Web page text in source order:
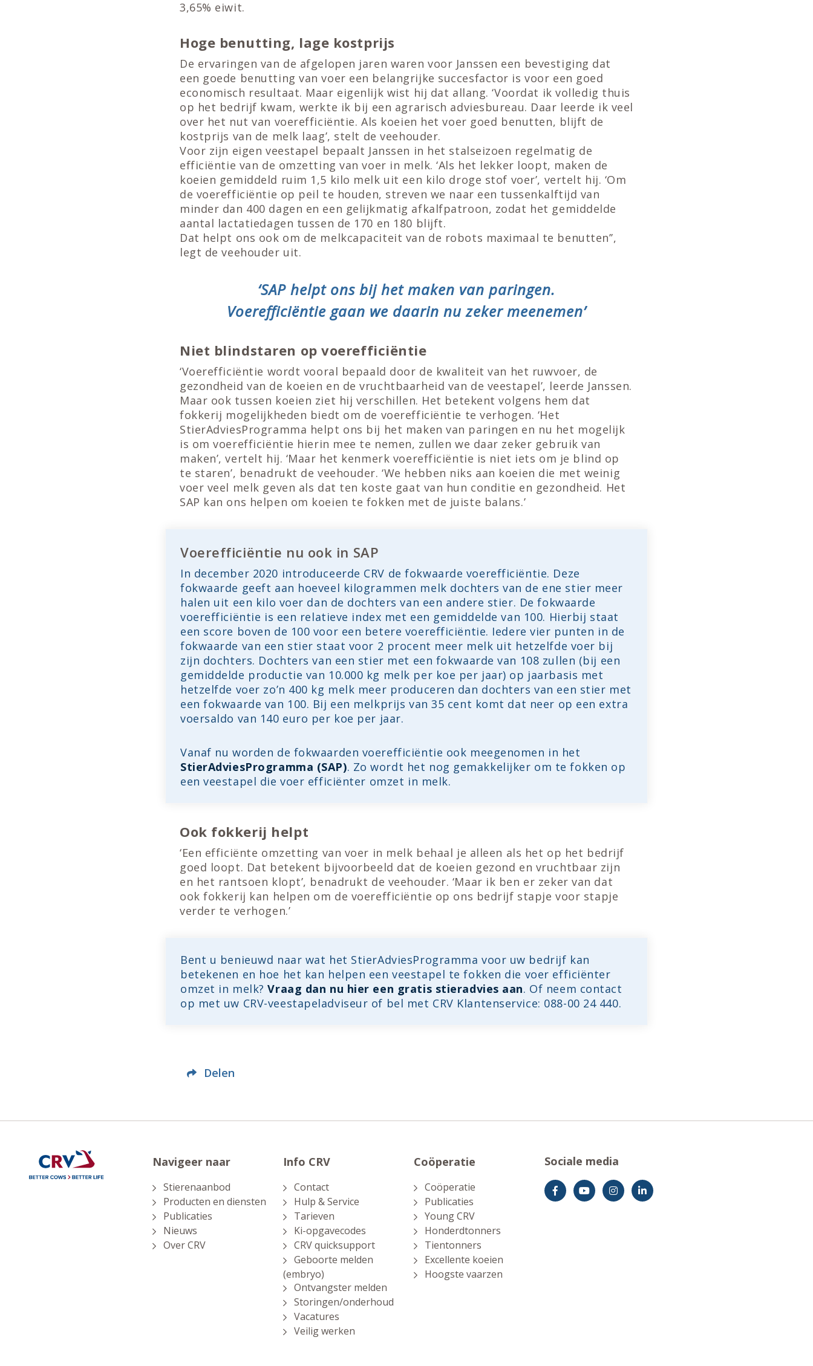
3,65% eiwit.
Hoge benutting, lage kostprijs
De ervaringen van de afgelopen jaren waren voor Janssen een bevestiging dat
een goede benutting van voer een belangrijke succesfactor is voor een goed
economisch resultaat. Maar eigenlijk wist hij dat allang. ‘Voordat ik volledig thuis
op het bedrijf kwam, werkte ik bij een agrarisch adviesbureau. Daar leerde ik veel
over het nut van voerefficiëntie. Als koeien het voer goed benutten, blijft de
kostprijs van de melk laag’, stelt de veehouder.
Voor zijn eigen veestapel bepaalt Janssen in het stalseizoen regelmatig de
efficiëntie van de omzetting van voer in melk. ‘Als het lekker loopt, maken de
koeien gemiddeld ruim 1,5 kilo melk uit een kilo droge stof voer’, vertelt hij. ‘Om
de voerefficiëntie op peil te houden, streven we naar een tussenkalftijd van
minder dan 400 dagen en een gelijkmatig afkalfpatroon, zodat het gemiddelde
aantal lactatiedagen tussen de 170 en 180 blijft.
Dat helpt ons ook om de melkcapaciteit van de robots maximaal te benutten’’,
legt de veehouder uit.
‘SAP helpt ons bij het maken van paringen.
Voerefficiëntie gaan we daarin nu zeker meenemen’
Niet blindstaren op voerefficiëntie
‘Voerefficiëntie wordt vooral bepaald door de kwaliteit van het ruwvoer, de
gezondheid van de koeien en de vruchtbaarheid van de veestapel’, leerde Janssen.
Maar ook tussen koeien ziet hij verschillen. Het betekent volgens hem dat
fokkerij mogelijkheden biedt om de voerefficiëntie te verhogen. ‘Het
StierAdviesProgramma helpt ons bij het maken van paringen en nu het mogelijk
is om voerefficiëntie hierin mee te nemen, zullen we daar zeker gebruik van
maken’, vertelt hij. ‘Maar het kenmerk voerefficiëntie is niet iets om je blind op
te staren’, benadrukt de veehouder. ‘We hebben niks aan koeien die met weinig
voer veel melk geven als dat ten koste gaat van hun conditie en gezondheid. Het
SAP kan ons helpen om koeien te fokken met de juiste balans.’
Voerefficiëntie nu ook in SAP
In december 2020 introduceerde CRV de fokwaarde voerefficiëntie. Deze
fokwaarde geeft aan hoeveel kilogrammen melk dochters van de ene stier meer
halen uit een kilo voer dan de dochters van een andere stier. De fokwaarde
voerefficiëntie is een relatieve index met een gemiddelde van 100. Hierbij staat
een score boven de 100 voor een betere voerefficiëntie. Iedere vier punten in de
fokwaarde van een stier staat voor 2 procent meer melk uit hetzelfde voer bij
zijn dochters. Dochters van een stier met een fokwaarde van 108 zullen (bij een
gemiddelde productie van 10.000 kg melk per koe per jaar) op jaarbasis met
hetzelfde voer zo’n 400 kg melk meer produceren dan dochters van een stier met
een fokwaarde van 100. Bij een melkprijs van 35 cent komt dat neer op een extra
voersaldo van 140 euro per koe per jaar.
Vanaf nu worden de fokwaarden voerefficiëntie ook meegenomen in het
StierAdviesProgramma (SAP). Zo wordt het nog gemakkelijker om te fokken op
een veestapel die voer efficiënter omzet in melk.
Ook fokkerij helpt
‘Een efficiënte omzetting van voer in melk behaal je alleen als het op het bedrijf
goed loopt. Dat betekent bijvoorbeeld dat de koeien gezond en vruchtbaar zijn
en het rantsoen klopt’, benadrukt de veehouder. ‘Maar ik ben er zeker van dat
ook fokkerij kan helpen om de voerefficiëntie op ons bedrijf stapje voor stapje
verder te verhogen.’
Bent u benieuwd naar wat het StierAdviesProgramma voor uw bedrijf kan
betekenen en hoe het kan helpen een veestapel te fokken die voer efficiënter
omzet in melk?Vraag dan nu hier een gratis stieradvies aan. Of neem contact
op met uw CRV-veestapeladviseur of bel met CRV Klantenservice: 088-00 24 440.
Delen
Navigeer naar
Stierenaanbod
Producten en diensten
Publicaties
Nieuws
Over CRV
Info CRV
Contact
Hulp & Service
Tarieven
Ki-opgavecodes
CRV quicksupport
Geboorte melden
(embryo)
Ontvangster melden
Storingen/onderhoud
Vacatures
Veilig werken
Coöperatie
Coöperatie
Publicaties
Young CRV
Honderdtonners
Tientonners
Excellente koeien
Hoogste vaarzen
Sociale media